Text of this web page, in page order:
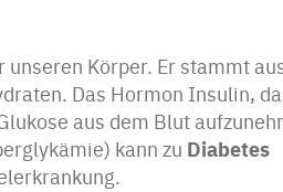
Körper. Er stammt
Das Hormon Insulin,
aus dem Blut
kann zu Diabetes